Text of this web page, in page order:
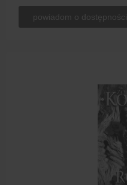
powiadom o dostępności